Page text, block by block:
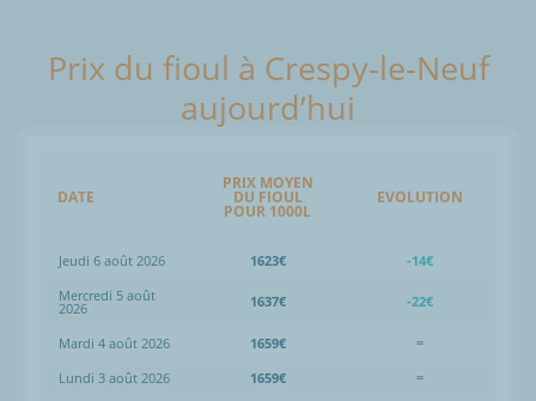
Prix du fioul à Crespy-le-Neuf
aujourd’hui
DATE
PRIX MOYEN
DU FIOUL
POUR 1000L
EVOLUTION
Jeudi 6 août 2026 1623€
-14€
Mercredi 5 août
2026 1637€ -22€
Mardi 4 août 2026 1659€
=
Lundi 3 août 2026
1659€
=